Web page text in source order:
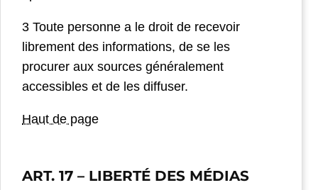
3 Toute personne a le droit de recevoir
librement des informations, de se les
procurer aux sources généralement
accessibles et de les diffuser.
Haut de page
ART. 17 – LIBERTÉ DES MÉDIAS